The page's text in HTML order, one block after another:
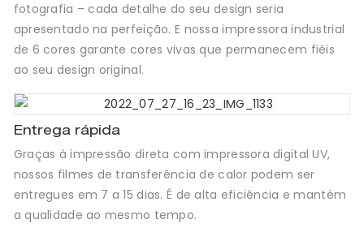
fotografia – cada detalhe do seu design seria
apresentado na perfeição. E nossa impressora industrial
de 6 cores garante cores vivas que permanecem fiéis
ao seu design original.
Entrega rápida
Graças à impressão direta com impressora digital UV,
nossos filmes de transferência de calor podem ser
entregues em 7 a 15 dias. É de alta eficiência e mantém
a qualidade ao mesmo tempo.